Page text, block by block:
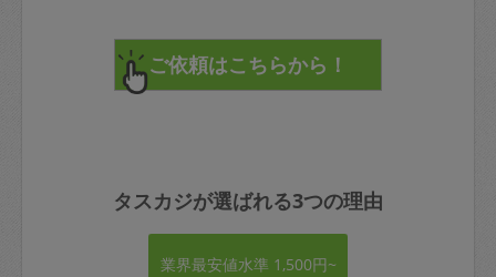
タスカジが選ばれる3つの理由
業界最安値水準 1,500円~